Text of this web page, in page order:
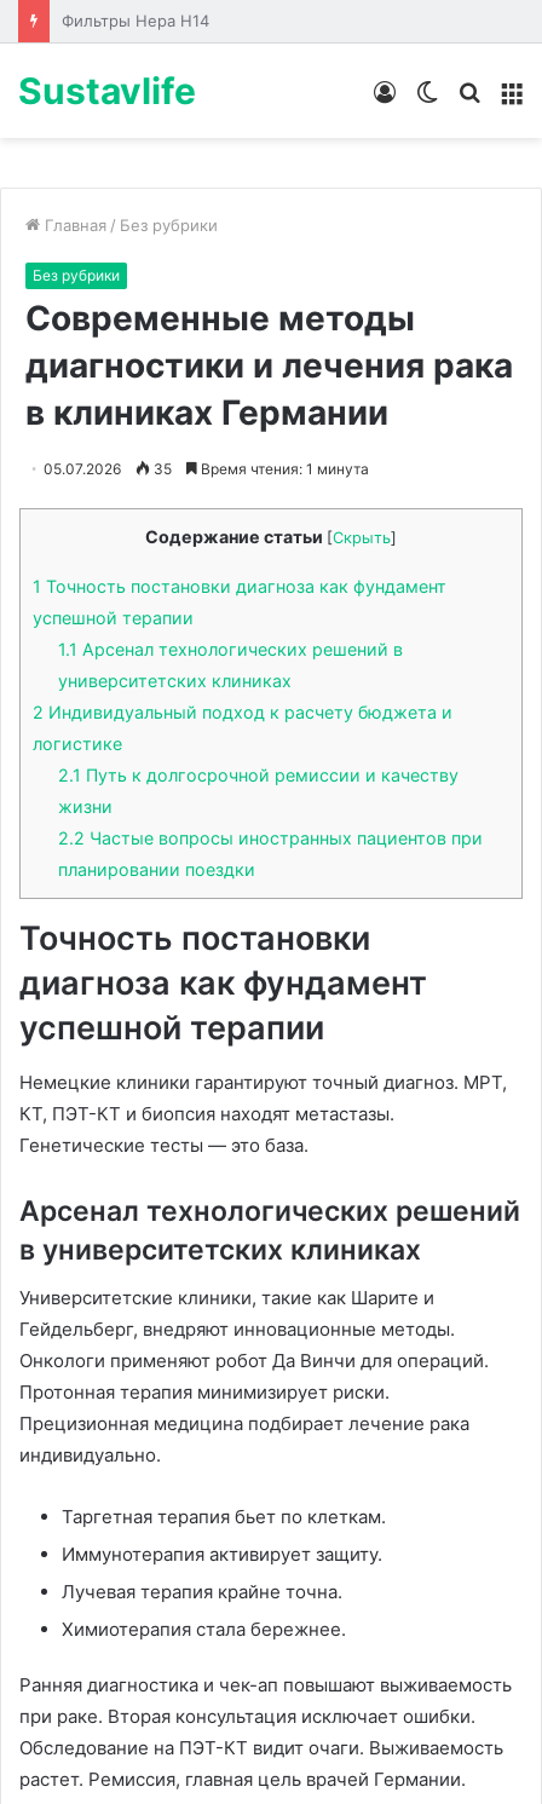
Лабораторные стенды по направлениям
Sustavlife
Switch
Войти
Главная / Без рубрики
Без рубрики
Современные методы
диагностики и лечения рака
в клиниках Германии
05.07.2026 35 Время чтения: 1 минута
Содержание статьи [Скрыть]
1 Точность постановки диагноза как фундамент
успешной терапии
1.1 Арсенал технологических решений в
университетских клиниках
2 Индивидуальный подход к расчету бюджета и
логистике
2.1 Путь к долгосрочной ремиссии и качеству
жизни
2.2 Частые вопросы иностранных пациентов при
планировании поездки
Точность постановки
диагноза как фундамент
успешной терапии
Немецкие клиники гарантируют точный диагноз. МРТ,
КТ, ПЭТ-КТ и биопсия находят метастазы.
Генетические тесты — это база.
Арсенал технологических решений
в университетских клиниках
Университетские клиники, такие как Шарите и
Гейдельберг, внедряют инновационные методы.
Онкологи применяют робот Да Винчи для операций.
Протонная терапия минимизирует риски.
Прецизионная медицина подбирает лечение рака
индивидуально.
Таргетная терапия бьет по клеткам.
Иммунотерапия активирует защиту.
Лучевая терапия крайне точна.
Химиотерапия стала бережнее.
Ранняя диагностика и чек-ап повышают выживаемость
при раке. Вторая консультация исключает ошибки.
Обследование на ПЭТ-КТ видит очаги. Выживаемость
растет. Ремиссия, главная цель врачей Германии.